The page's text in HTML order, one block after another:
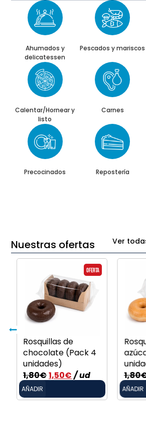
Ahumados y
delicatessen
Pescados y mariscos
Calentar/Hornear y
listo
Carnes
Precocinados Repostería
Nuestras ofertas Ver
Rosquillas de
chocolate (Pack 4
unidades)
1,80€1,50€/ ud
Oferta
AÑADIR
1,80
AÑADIR